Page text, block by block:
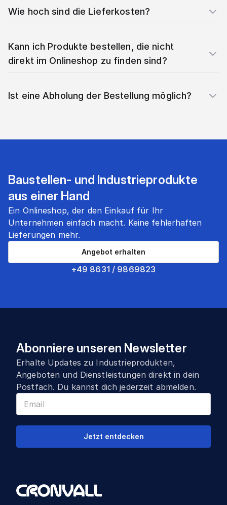
Wie hoch sind die Lieferkosten?
Kann ich Produkte bestellen, die nicht
direkt im Onlineshop zu finden sind?
Ist eine Abholung der Bestellung möglich?
Baustellen- und Industrieprodukte
aus einer Hand
Ein Onlineshop, der den Einkauf für Ihr
Unternehmen einfach macht. Keine fehlerhaften
Lieferungen mehr.
+49 8631 / 9869823
Angebot erhalten
Abonniere unseren Newsletter
Erhalte Updates zu Industrieprodukten,
Angeboten und Dienstleistungen direkt in dein
Postfach. Du kannst dich jederzeit abmelden.
Jetzt entdecken